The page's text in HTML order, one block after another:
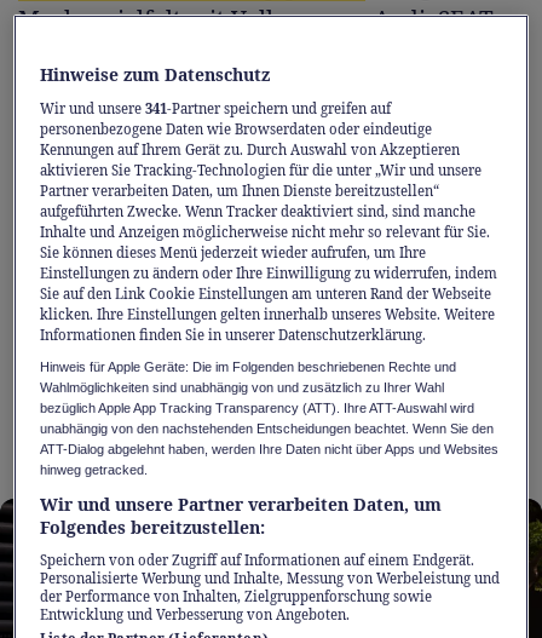
Markenvielfalt mit Volkswagen, Audi, SEAT,
das Angebot ab. Doch welches Fahrzeug passt
zu welchem Fahrtyp?
Für urbane Pragmatiker
Sie starten mit einem Coffee to go in den Tag,
navigieren durch enge Gassen, parkieren in
der letzten freien Lücke. Ihr Alltag ist
durchgetaktet – Gym, Büro, Freunde treffen.
Ihr Auto soll Sie dabei unterstützen, nicht
ausbremsen. Es muss wendig, effizient und
möglichst nachhaltig sein.
Hinweise zum Datenschutz
Wir und unsere341-Partner speichern und greifen auf
personenbezogene Daten wie Browserdaten oder eindeutige
Kennungen auf Ihrem Gerät zu. Durch Auswahl von Akzeptieren
aktivieren Sie Tracking-Technologien für die unter „Wir und unsere
Partner verarbeiten Daten, um Ihnen Dienste bereitzustellen“
aufgeführten Zwecke. Wenn Tracker deaktiviert sind, sind manche
Inhalte und Anzeigen möglicherweise nicht mehr so relevant für Sie.
Sie können dieses Menü jederzeit wieder aufrufen, um Ihre
Einstellungen zu ändern oder Ihre Einwilligung zu widerrufen, indem
Sie auf den Link Cookie Einstellungen am unteren Rand der Webseite
klicken. Ihre Einstellungen gelten innerhalb unseres Website. Weitere
Informationen finden Sie in unserer Datenschutzerklärung.
Hinweis für Apple Geräte: Die im Folgenden beschriebenen Rechte und
Wahlmöglichkeiten sind unabhängig von und zusätzlich zu Ihrer Wahl
bezüglich Apple App Tracking Transparency (ATT). Ihre ATT-Auswahl wird
unabhängig von den nachstehenden Entscheidungen beachtet. Wenn Sie den
ATT-Dialog abgelehnt haben, werden Ihre Daten nicht über Apps und Websites
hinweg getracked.
Wir und unsere Partner verarbeiten Daten, um
Folgendes bereitzustellen:
Speichern von oder Zugriff auf Informationen auf einem Endgerät.
Personalisierte Werbung und Inhalte, Messung von Werbeleistung und
der Performance von Inhalten, Zielgruppenforschung sowie
Entwicklung und Verbesserung von Angeboten.